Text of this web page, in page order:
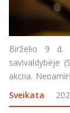
Birželio 9 d.
savivaldybėje
akcija.
Turėti asmens
Sveikata